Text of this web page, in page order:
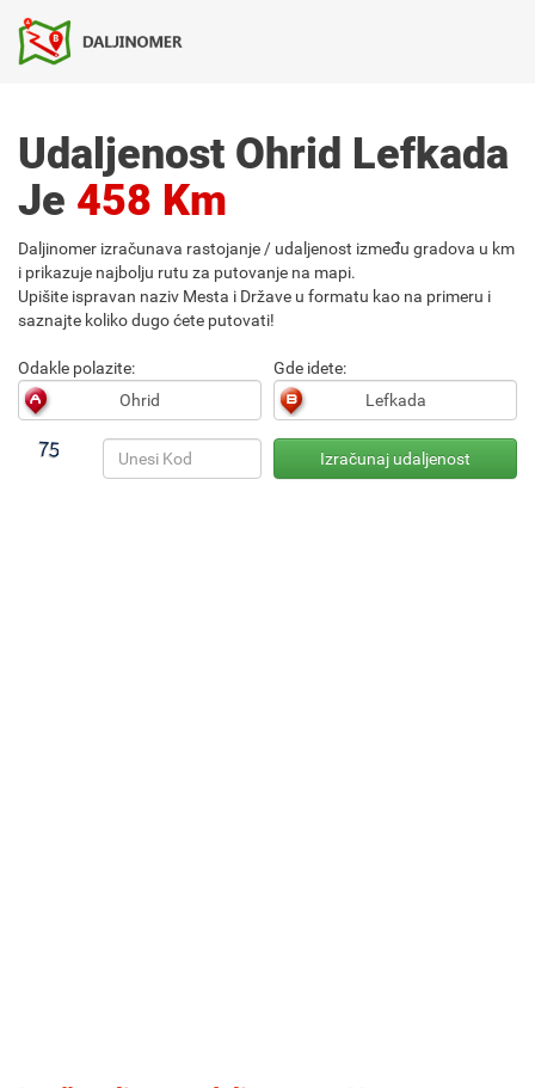
Udaljenost Ohrid Lefkada
Je 458 Km
Daljinomer izračunava rastojanje / udaljenost između gradova u km
i prikazuje najbolju rutu za putovanje na mapi.
Upišite ispravan naziv Mesta i Države u formatu kao na primeru i
saznajte koliko dugo ćete putovati!
Odakle polazite: Gde idete: